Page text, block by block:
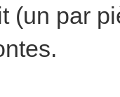
(un par